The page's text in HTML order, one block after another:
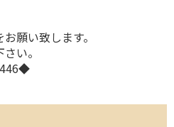
願い致します。
い。